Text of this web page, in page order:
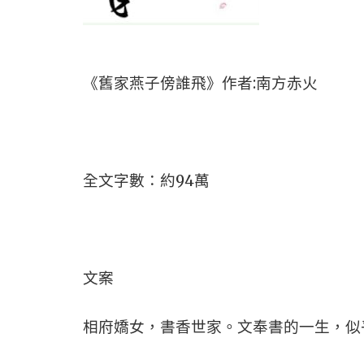
《舊家燕子傍誰飛》作者:南方赤火
全文字數：約94萬
文案
相府嬌女，書香世家。文奉書的一生，似